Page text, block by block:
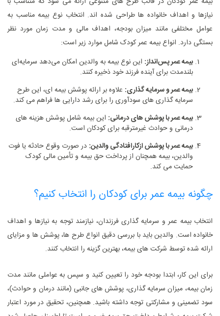
نیازها و اهداف خانواده‌ ها طراحی شده‌ اند. انتخاب نوع بیمه مناسب به
عوامل مختلفی مانند میزان بودجه، اهداف مالی و مدت زمان مورد نظر
بستگی دارد. انواع بیمه عمر کودک شامل موارد زیر است:
بیمه عمر پس‌انداز: این نوع بیمه به والدین امکان می‌دهد سرمایه‌ای
بلندمدت برای آینده فرزند خود ذخیره کنند.
بیمه عمر و سرمایه ‌گذاری: علاوه بر ارائه پوشش بیمه ‌ای، این طرح
سرمایه‌ گذاری‌ های سودآوری را برای رشد دارایی‌ ها فراهم می‌ کند.
بیمه عمر با پوشش‌ های درمانی: این بیمه شامل پوشش هزینه‌ های
درمانی و حوادث غیرمترقبه برای کودکان است.
بیمه عمر با پوشش ازکارافتادگی والدین: در صورت وقوع حادثه یا فوت
والدین، بیمه همچنان از پرداخت حق بیمه و تأمین مالی کودک
حمایت می‌ کند.
چگونه بیمه عمر برای کودکان را انتخاب کنیم؟
انتخاب بیمه عمر و سرمایه گذاری فرزندان، نیازمند توجه به نیازها و اهداف
خانواده است. والدین باید با بررسی دقیق انواع طرح‌ ها، پوشش‌ ها و مزایای
ارائه ‌شده توسط شرکت ‌های بیمه، بهترین گزینه را انتخاب کنند.
برای این کار، ابتدا بودجه خود را تعیین کنید و سپس به عواملی مانند مدت
‌زمان بیمه، میزان سرمایه‌ گذاری، پوشش ‌های جانبی (مانند درمان و حوادث)،
سود تضمینی و مشارکتی توجه داشته باشید. همچنین، تحقیق در مورد اعتبار